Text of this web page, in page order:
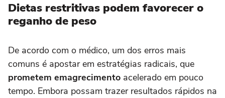
Dietas restritivas podem favorecer o
reganho de peso
De acordo com o médico, um dos erros mais
comuns é apostar em estratégias radicais, que
prometem emagrecimento acelerado em pouco
tempo. Embora possam trazer resultados rápidos na